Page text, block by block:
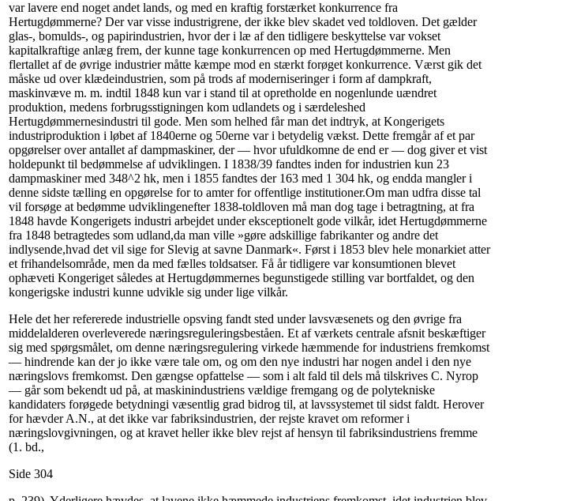
var lavere end noget andet lands, og med en kraftig forstærket konkurrence fra
Hertugdømmerne? Der var visse industrigrene, der ikke blev skadet ved toldloven. Det gælder
glas-, bomulds-, og papirindustrien, hvor der i læ af den tidligere beskyttelse var vokset
kapitalkraftige anlæg frem, der kunne tage konkurrencen op med Hertugdømmerne. Men
flertallet af de øvrige industrier måtte kæmpe mod en stærkt forøget konkurrence. Værst gik det
måske ud over klædeindustrien, som på trods af moderniseringer i form af dampkraft,
maskinvæve m. m. indtil 1848 kun var i stand til at opretholde en nogenlunde uændret
produktion, medens forbrugsstigningen kom udlandets og i særdeleshed
Hertugdømmernesindustri til gode. Men som helhed får man det indtryk, at Kongerigets
industriproduktion i løbet af 1840erne og 50erne var i betydelig vækst. Dette fremgår af et par
opgørelser over antallet af dampmaskiner, der — hvor ufuldkomne de end er — dog giver et vist
holdepunkt til bedømmelse af udviklingen. I 1838/39 fandtes inden for industrien kun 23
dampmaskiner med 348^2 hk, men i 1855 fandtes der 163 med 1 304 hk, og endda mangler i
denne sidste tælling en opgørelse for to amter for offentlige institutioner.Om man udfra disse tal
vil forsøge at bedømme udviklingenefter 1838-toldloven må man dog tage i betragtning, at fra
1848 havde Kongerigets industri arbejdet under eksceptionelt gode vilkår, idet Hertugdømmerne
fra 1848 betragtedes som udland,da man ville »gøre adskillige fabrikanter og andre det
indlysende,hvad det vil sige for Slevig at savne Danmark«. Først i 1853 blev hele monarkiet atter
et frihandelsområde, men da med fælles toldsatser. Få år tidligere var konsumtionen blevet
ophæveti Kongeriget således at Hertugdømmernes begunstigede stilling var bortfaldet, og den
kongerigske industri kunne udvikle sig under lige vilkår.
Hele det her refererede industrielle opsving fandt sted under lavsvæsenets og den øvrige fra
middelalderen overleverede næringsreguleringsbeståen. Et af værkets centrale afsnit beskæftiger
sig med spørgsmålet, om denne næringsregulering virkede hæmmende for industriens fremkomst
— hindrende kan der jo ikke være tale om, og om den nye industri har nogen andel i den nye
næringslovs fremkomst. Den gængse opfattelse — som i alt fald til dels må tilskrives C. Nyrop
— går som bekendt ud på, at maskinindustriens vældige fremgang og de polytekniske
kandidaters forøgede betydningi væsentlig grad bidrog til, at lavssystemet til sidst faldt. Herover
for hævder A.N., at det ikke var fabriksindustrien, der rejste kravet om reformer i
næringslovgivningen, og at kravet heller ikke blev rejst af hensyn til fabriksindustriens fremme
(1. bd.,
Side 304